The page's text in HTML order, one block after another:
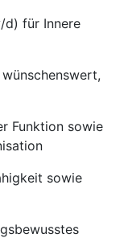
d) für Innere
Funktion sowie
sowie